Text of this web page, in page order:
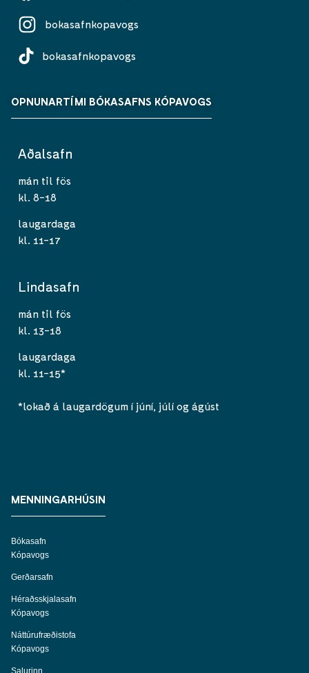
bokasafnkopavogs
bokasafnkopavogs
OPNUNARTÍMI BÓKASAFNS KÓPAVOGS
Aðalsafn
mán til fös
kl. 8-18
laugardaga
kl. 11-17
Lindasafn
mán til fös
kl. 13-18
laugardaga
kl. 11-15*
*lokað á laugardögum í júní, júlí og ágúst
MENNINGARHÚSIN
Bókasafn
Kópavogs
Gerðarsafn
Héraðsskjalasafn
Kópavogs
Náttúrufræðistofa
Kópavogs
Salurinn